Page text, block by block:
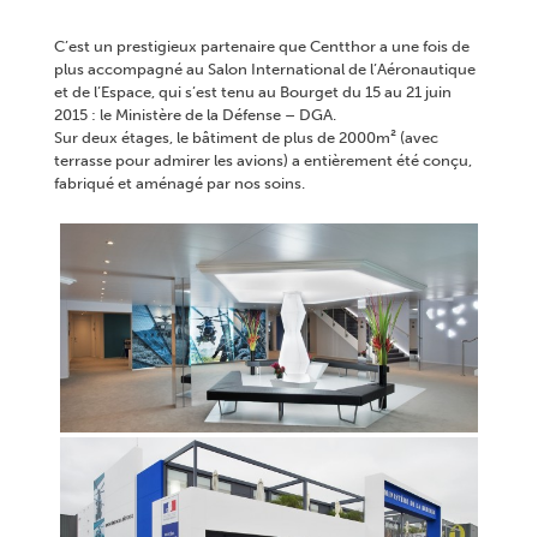
C’est un prestigieux partenaire que Centthor a une fois de
plus accompagné au Salon International de l’Aéronautique
et de l’Espace, qui s’est tenu au Bourget du 15 au 21 juin
2015 : le Ministère de la Défense – DGA.
Sur deux étages, le bâtiment de plus de 2000m² (avec
terrasse pour admirer les avions) a entièrement été conçu,
fabriqué et aménagé par nos soins.